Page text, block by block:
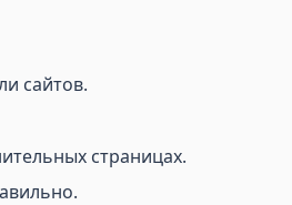
сайтов.
страницах.